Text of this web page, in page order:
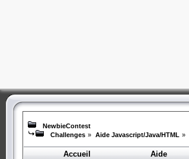
NewbieContest
Challenges » Aide Javascript/Java/HTML »
Accueil
Aide